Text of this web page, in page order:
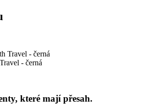
- černá
které mají přesah.